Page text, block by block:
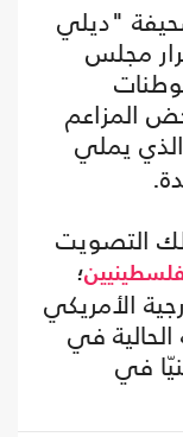
"ديلي
مجلس
المزاعم
يملي
التصويت
؛
الأمريكي
في
في